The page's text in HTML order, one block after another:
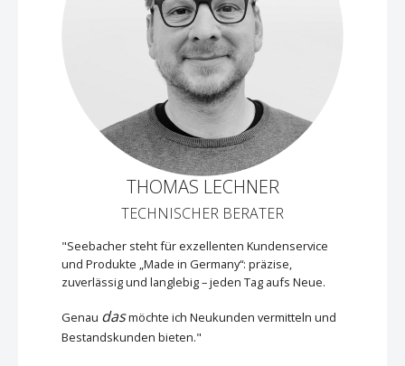
THOMAS LECHNER
TECHNISCHER BERATER
"Seebacher steht für exzellenten Kundenservice
und Produkte „Made in Germany“: präzise,
zuverlässig und langlebig – jeden Tag aufs Neue.
Genau dasmöchte ich Neukunden vermitteln und
Bestandskunden bieten."